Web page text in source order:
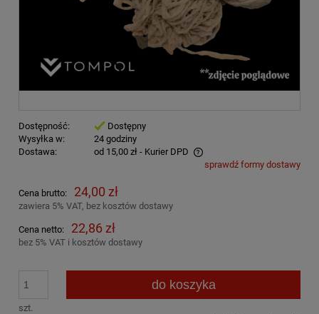
Dostępność:
Dostępny
Wysyłka w:
24 godziny
Dostawa:
od 15,00 zł - Kurier DPD
Cena nie zawiera ewentualnych kosztów płatnościsprawdź formy dostawy
Cena brutto: 24,00 zł
zawiera 5% VAT, bez kosztów dostawy
Cena netto: 22,86 zł
bez 5% VAT i kosztów dostawy
szt.
do koszyka